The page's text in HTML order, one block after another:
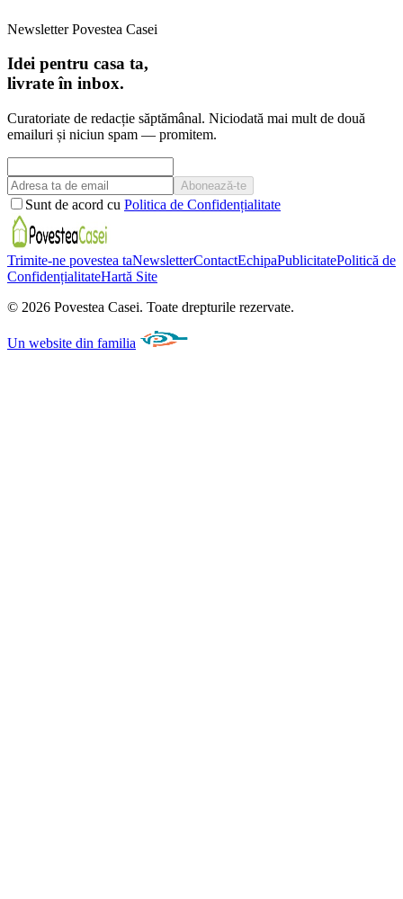
Newsletter Povestea Casei
Idei pentru casa ta,
livrate în inbox.
Curatoriate de redacție săptămânal. Niciodată mai mult de două
emailuri și niciun spam — promitem.
Abonează-te
Sunt de acord cu Politica de Confidențialitate
Trimite-ne povestea taNewsletterContactEchipaPublicitatePolitică de
ConfidențialitateHartă Site
© 2026 Povestea Casei. Toate drepturile rezervate.
Un website din familia